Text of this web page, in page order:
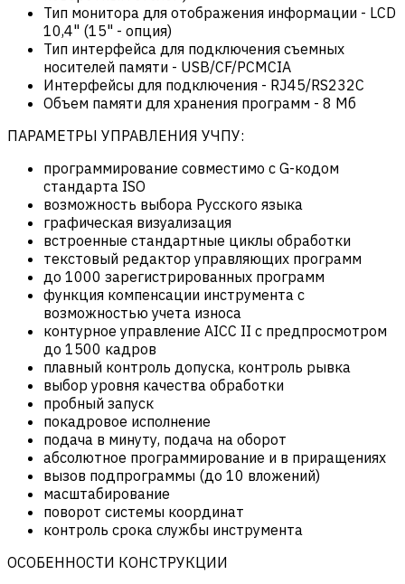
Тип монитора для отображения информации - LCD
10,4" (15" - опция)
Тип интерфейса для подключения съемных
носителей памяти - USB/CF/PCMCIA
Интерфейсы для подключения - RJ45/RS232C
Объем памяти для хранения программ - 8 Мб
ПАРАМЕТРЫ УПРАВЛЕНИЯ УЧПУ:
программирование совместимо с G-кодом
стандарта ISO
возможность выбора Русского языка
графическая визуализация
встроенные стандартные циклы обработки
текстовый редактор управляющих программ
до 1000 зарегистрированных программ
функция компенсации инструмента с
возможностью учета износа
контурное управление AICC II с предпросмотром
до 1500 кадров
плавный контроль допуска, контроль рывка
выбор уровня качества обработки
пробный запуск
покадровое исполнение
подача в минуту, подача на оборот
абсолютное программирование и в приращениях
вызов подпрограммы (до 10 вложений)
масштабирование
поворот системы координат
контроль срока службы инструмента
ОСОБЕННОСТИ КОНСТРУКЦИИ